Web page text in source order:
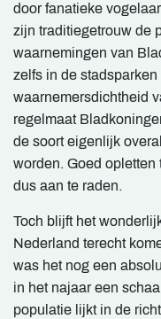
door fanatieke
zijn traditiegetrouw de
waarnemingen van
zelfs in de
waarnemersdichtheid
regelmaat
de soort eigenlijk
worden. Goed
dus aan te raden.
Toch blijft het
Nederland terecht
was het nog een
in het najaar een
populatie lijkt in de